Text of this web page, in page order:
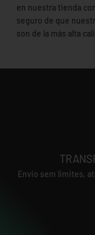
en nuestra tienda
seguro de que
son de la más alta
Envio sem limites,